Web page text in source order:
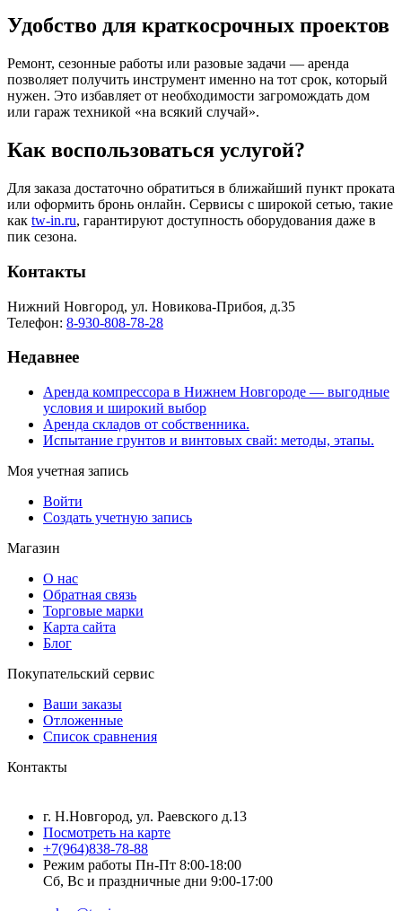
Удобство для краткосрочных проектов
Ремонт, сезонные работы или разовые задачи — аренда
позволяет получить инструмент именно на тот срок, который
нужен. Это избавляет от необходимости загромождать дом
или гараж техникой «на всякий случай».
Как воспользоваться услугой?
Для заказа достаточно обратиться в ближайший пункт проката
или оформить бронь онлайн. Сервисы с широкой сетью, такие
как tw-in.ru, гарантируют доступность оборудования даже в
пик сезона.
Контакты
Нижний Новгород, ул. Новикова-Прибоя, д.35
Телефон: 8-930-808-78-28
Недавнее
Аренда компрессора в Нижнем Новгороде — выгодные
условия и широкий выбор
Аренда складов от собственника.
Испытание грунтов и винтовых свай: методы, этапы.
Моя учетная запись
Войти
Создать учетную запись
Магазин
О нас
Обратная связь
Торговые марки
Карта сайта
Блог
Покупательский сервис
Ваши заказы
Отложенные
Список сравнения
Контакты
г. Н.Новгород, ул. Раевского д.13
Посмотреть на карте
+7(964)838-78-88
Режим работы Пн-Пт 8:00-18:00
Сб, Вс и праздничные дни 9:00-17:00